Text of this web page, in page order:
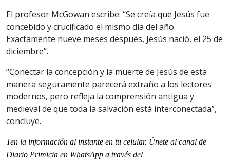
El profesor McGowan escribe: “Se creía que Jesús fue
concebido y crucificado el mismo día del año.
Exactamente nueve meses después, Jesús nació, el 25 de
diciembre”.
“Conectar la concepción y la muerte de Jesús de esta
manera seguramente parecerá extraño a los lectores
modernos, pero refleja la comprensión antigua y
medieval de que toda la salvación está interconectada”,
concluye.
Ten la información al instante en tu celular. Únete al canal de
Diario Primicia en WhatsApp a través del